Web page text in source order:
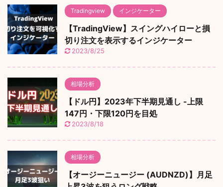
Tradingview インジケーター
【TradingView】スイングハイローと損
切り注文を表示するインジケーター
2023/8/25
相場分析
【ドル円】2023年下半期見通し -上限
147円・下限120円を目処
2023/8/18
相場分析
【オージーニュージー (AUDNZD)】月足